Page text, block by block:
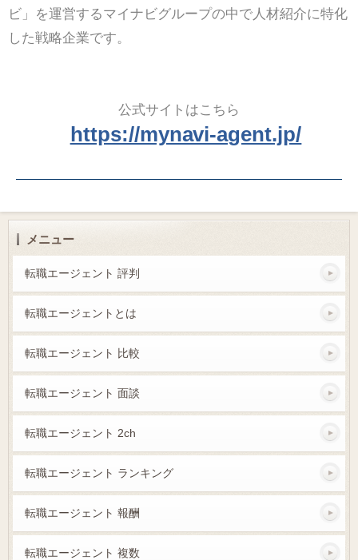
ビ」を運営するマイナビグループの中で人材紹介に特化
した戦略企業です。
公式サイトはこちら
https://mynavi-agent.jp/
メニュー
転職エージェント 評判
転職エージェントとは
転職エージェント 比較
転職エージェント 面談
転職エージェント 2ch
転職エージェント ランキング
転職エージェント 報酬
転職エージェント 複数